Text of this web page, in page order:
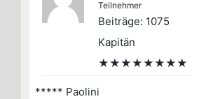
Teilnehmer
Beiträge: 1075
Kapitän
★★★★★★★★
***** Paolini